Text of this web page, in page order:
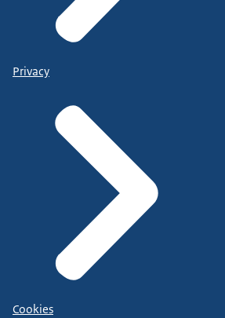
Privacy
Cookies